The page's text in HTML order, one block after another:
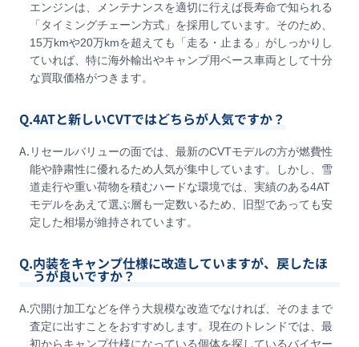
エンジンは、メンテナンスを適切に行えば長寿命で知られる
「タイミングチェーン方式」を採用しています。そのため、
15万kmや20万kmを超えても「走る・止まる」がしっかりし
ていれば、特に海外輸出やキャンプ用ベース車両として十分
な買取価格がつきます。
Q.4ATと新しいCVTではどちらが人気ですか？
A. リセールバリューの面では、最新のCVTモデルの方が燃費性
能や静粛性に優れるため人気が集中しています。しかし、雪
道走行や重い荷物を積むハードな環境では、実績のある4AT
モデルをあえて選ぶ層も一定数いるため、旧型であっても安
定した相場が維持されています。
Q.内装をキャンプ仕様に改造していますが、戻したほ
うが良いですか？
A.穴開け加工などを伴う大規模な改造でなければ、そのままで
査定に出すことをおすすめします。現在のトレンドでは、最
初からキャンプ仕様になっている個体を探しているバイヤー